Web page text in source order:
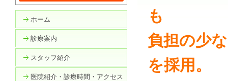
も
負担の少
を採用。
ホーム
診療案内
スタッフ紹介
医院紹介・診療時間・アクセス